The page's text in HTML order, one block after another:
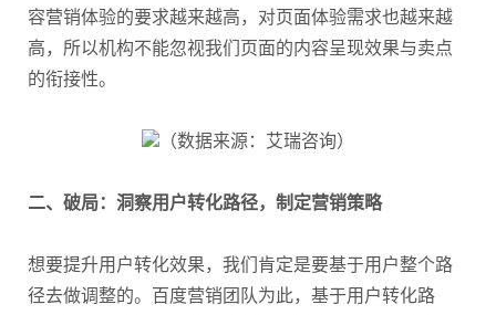
容营销体验的要求越来越高，对页面体验需求也越来越
高，所以机构不能忽视我们页面的内容呈现效果与卖点
的衔接性。
（数据来源：艾瑞咨询）
二、破局：洞察用户转化路径，制定营销策略
想要提升用户转化效果，我们肯定是要基于用户整个路
径去做调整的。百度营销团队为此，基于用户转化路